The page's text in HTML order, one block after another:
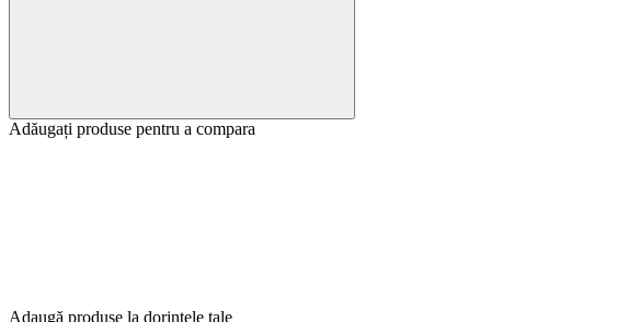
Adăugați produse pentru a compara
Adaugă produse la dorințele tale